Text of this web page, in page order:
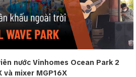
nước Vinhomes Ocean Park 2
và mixer MGP16X